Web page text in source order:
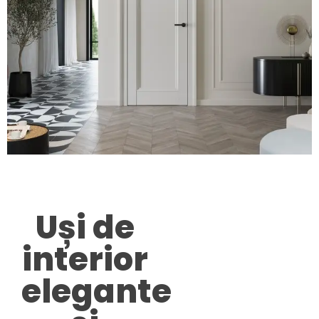
Uși de
interior
elegante